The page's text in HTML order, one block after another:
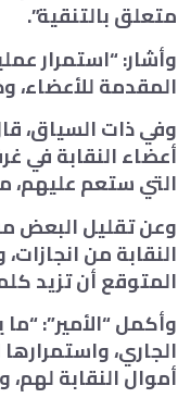
متعلق بالتنقية”.
وأشار: “استمرار
المقدمة للأعضاء،
وفي ذات السياق،
أعضاء النقابة في
التي ستعم عليهم،
وعن تقليل البعض
النقابة من
المتوقع أن تزيد
وأكمل “الأمير”:
الجاري،
أموال النقابة